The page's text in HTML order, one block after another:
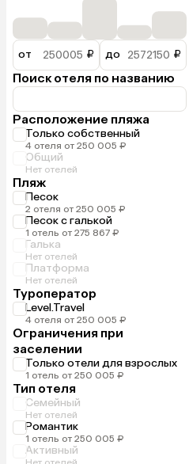
от ₽ до ₽
Поиск отеля по названию
Расположение пляжа
Только собственный
4 отеля от 250 005 ₽
Общий
Нет отелей
Пляж
Песок
2 отеля от 250 005 ₽
Песок с галькой
1 отель от 275 867 ₽
Галька
Нет отелей
Платформа
Нет отелей
Туроператор
Level.Travel
4 отеля от 250 005 ₽
Ограничения при
заселении
Только отели для взрослых
1 отель от 250 005 ₽
Тип отеля
Семейный
Нет отелей
Романтик
1 отель от 250 005 ₽
Активный